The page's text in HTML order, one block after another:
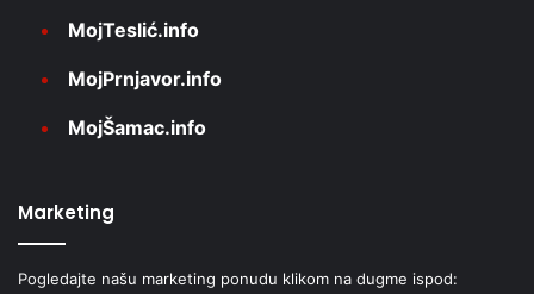
MojTeslić.info
MojPrnjavor.info
MojŠamac.info
Marketing
Pogledajte našu marketing ponudu klikom na dugme ispod: